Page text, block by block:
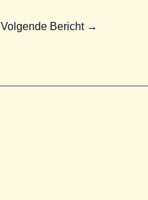
Volgende Bericht →